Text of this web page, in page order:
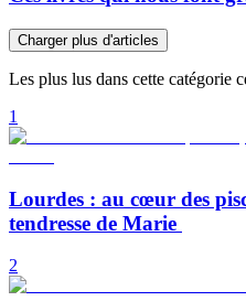
Charger plus d'articles
Les plus lus dans cette catégorie
1
Lourdes : au cœur des
tendresse de Marie
2